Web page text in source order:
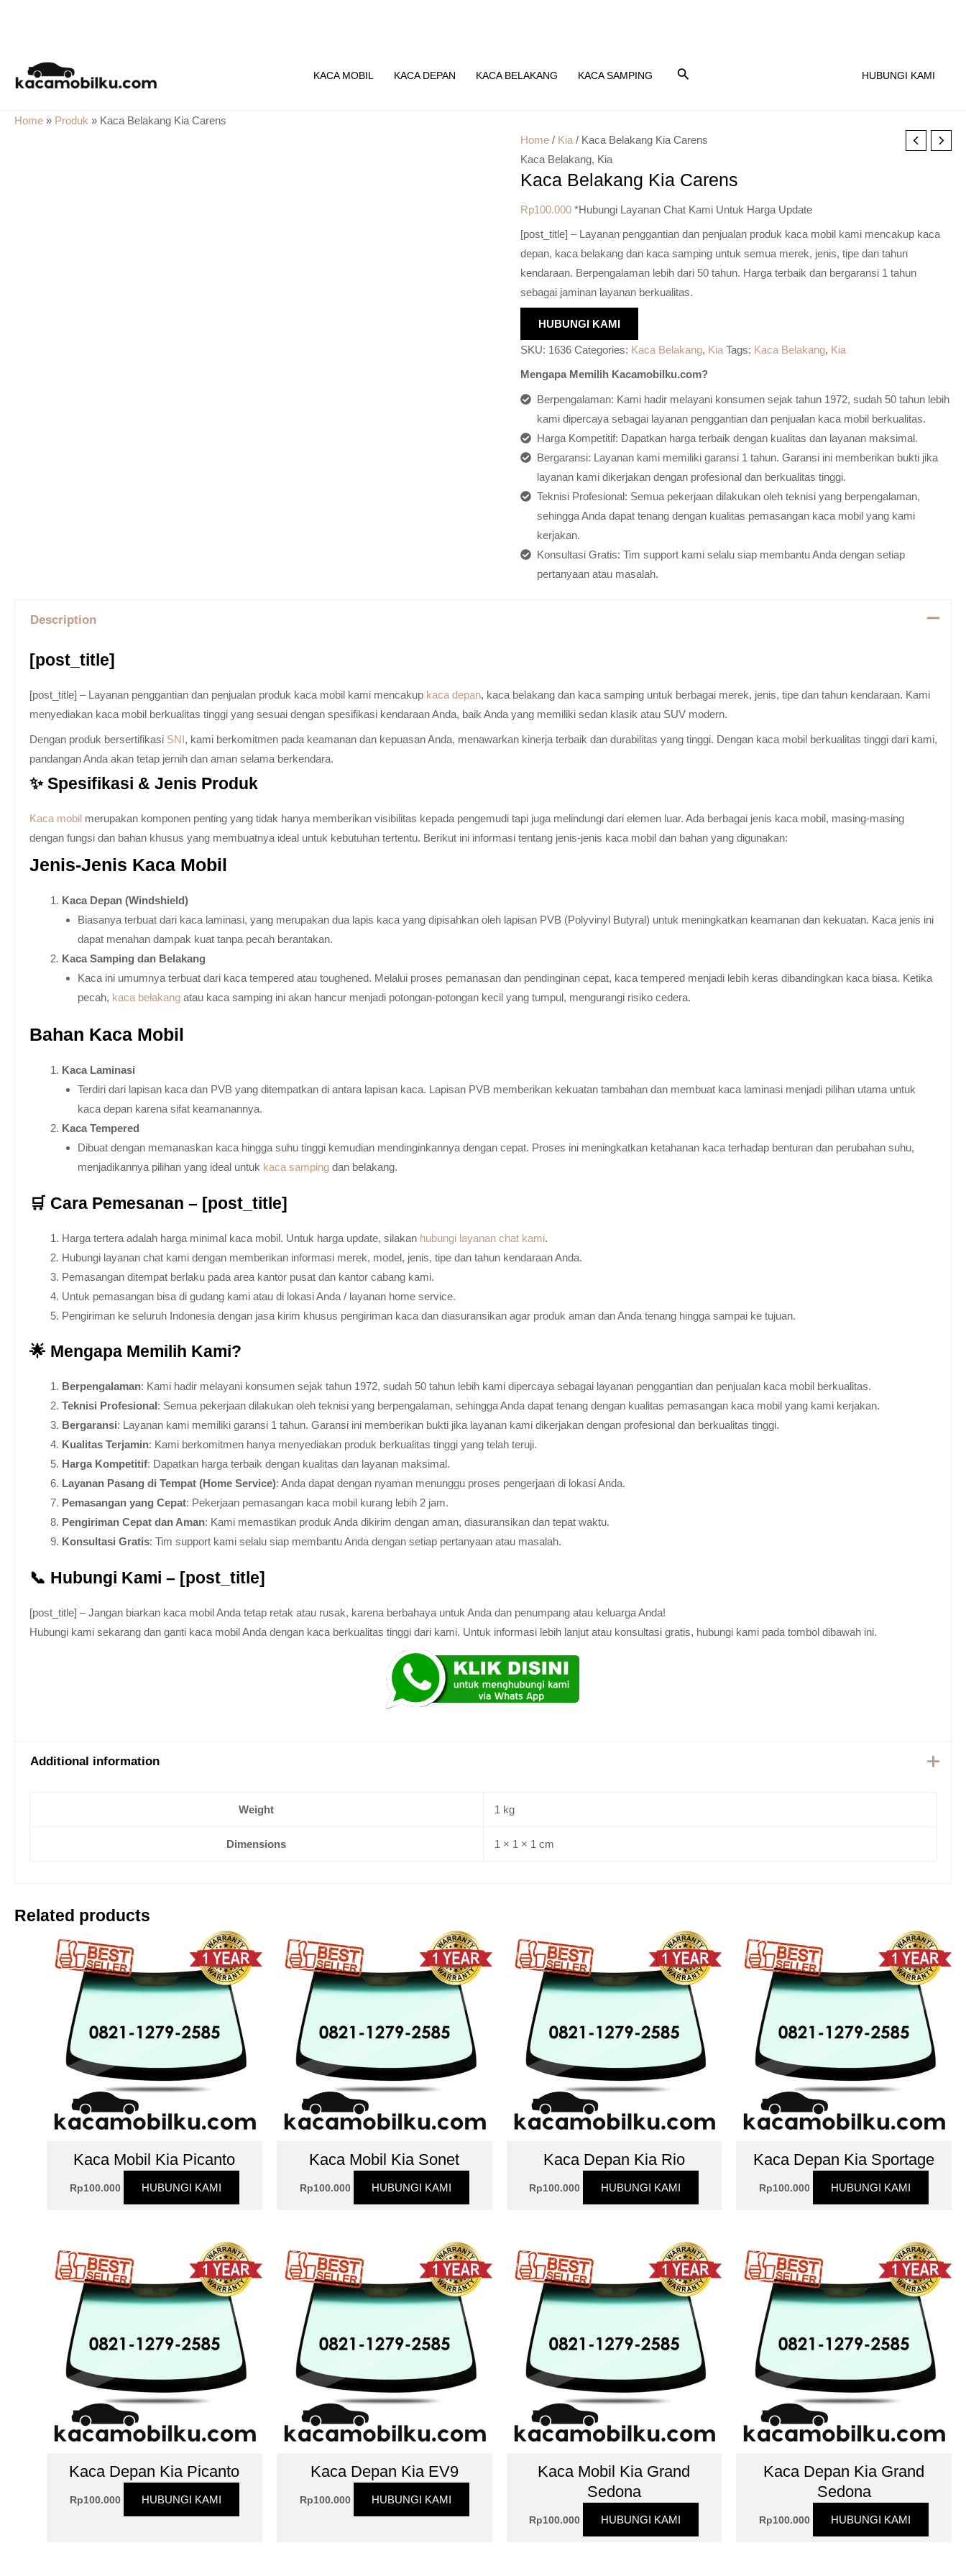
content
KACA MOBIL KACA DEPAN KACA BELAKANG KACA SAMPING HUBUNGI KAMI
Home » Produk » Kaca Belakang Kia Carens
Home / Kia / Kaca Belakang Kia Carens
Kaca Belakang, Kia
Kaca Belakang Kia Carens
Rp100.000 *Hubungi Layanan Chat Kami Untuk Harga Update
[post_title] – Layanan penggantian dan penjualan produk kaca mobil kami mencakup kaca
depan, kaca belakang dan kaca samping untuk semua merek, jenis, tipe dan tahun
kendaraan. Berpengalaman lebih dari 50 tahun. Harga terbaik dan bergaransi 1 tahun
sebagai jaminan layanan berkualitas.
HUBUNGI KAMI
SKU: 1636 Categories: Kaca Belakang, Kia Tags: Kaca Belakang, Kia
Mengapa Memilih Kacamobilku.com?
Berpengalaman: Kami hadir melayani konsumen sejak tahun 1972, sudah 50 tahun lebih
kami dipercaya sebagai layanan penggantian dan penjualan kaca mobil berkualitas.
Harga Kompetitif: Dapatkan harga terbaik dengan kualitas dan layanan maksimal.
Bergaransi: Layanan kami memiliki garansi 1 tahun. Garansi ini memberikan bukti jika
layanan kami dikerjakan dengan profesional dan berkualitas tinggi.
Teknisi Profesional: Semua pekerjaan dilakukan oleh teknisi yang berpengalaman,
sehingga Anda dapat tenang dengan kualitas pemasangan kaca mobil yang kami
kerjakan.
Konsultasi Gratis: Tim support kami selalu siap membantu Anda dengan setiap
pertanyaan atau masalah.
Description
[post_title]
[post_title] – Layanan penggantian dan penjualan produk kaca mobil kami mencakup kaca depan, kaca belakang dan kaca samping untuk berbagai merek, jenis, tipe dan tahun kendaraan. Kami
menyediakan kaca mobil berkualitas tinggi yang sesuai dengan spesifikasi kendaraan Anda, baik Anda yang memiliki sedan klasik atau SUV modern.
Dengan produk bersertifikasi SNI, kami berkomitmen pada keamanan dan kepuasan Anda, menawarkan kinerja terbaik dan durabilitas yang tinggi. Dengan kaca mobil berkualitas tinggi dari kami,
pandangan Anda akan tetap jernih dan aman selama berkendara.
✨ Spesifikasi & Jenis Produk
Kaca mobilmerupakan komponen penting yang tidak hanya memberikan visibilitas kepada pengemudi tapi juga melindungi dari elemen luar. Ada berbagai jenis kaca mobil, masing-masing
dengan fungsi dan bahan khusus yang membuatnya ideal untuk kebutuhan tertentu. Berikut ini informasi tentang jenis-jenis kaca mobil dan bahan yang digunakan:
Jenis-Jenis Kaca Mobil
Kaca Depan (Windshield)
Biasanya terbuat dari kaca laminasi, yang merupakan dua lapis kaca yang dipisahkan oleh lapisan PVB (Polyvinyl Butyral) untuk meningkatkan keamanan dan kekuatan. Kaca jenis ini
dapat menahan dampak kuat tanpa pecah berantakan.
Kaca Samping dan Belakang
Kaca ini umumnya terbuat dari kaca tempered atau toughened. Melalui proses pemanasan dan pendinginan cepat, kaca tempered menjadi lebih keras dibandingkan kaca biasa. Ketika
pecah, kaca belakang atau kaca samping ini akan hancur menjadi potongan-potongan kecil yang tumpul, mengurangi risiko cedera.
Bahan Kaca Mobil
Kaca Laminasi
Terdiri dari lapisan kaca dan PVB yang ditempatkan di antara lapisan kaca. Lapisan PVB memberikan kekuatan tambahan dan membuat kaca laminasi menjadi pilihan utama untuk
kaca depan karena sifat keamanannya.
Kaca Tempered
Dibuat dengan memanaskan kaca hingga suhu tinggi kemudian mendinginkannya dengan cepat. Proses ini meningkatkan ketahanan kaca terhadap benturan dan perubahan suhu,
menjadikannya pilihan yang ideal untuk kaca samping dan belakang.
🛒 Cara Pemesanan – [post_title]
Harga tertera adalah harga minimal kaca mobil. Untuk harga update, silakan hubungi layanan chat kami.
Hubungi layanan chat kami dengan memberikan informasi merek, model, jenis, tipe dan tahun kendaraan Anda.
Pemasangan ditempat berlaku pada area kantor pusat dan kantor cabang kami.
Untuk pemasangan bisa di gudang kami atau di lokasi Anda / layanan home service.
Pengiriman ke seluruh Indonesia dengan jasa kirim khusus pengiriman kaca dan diasuransikan agar produk aman dan Anda tenang hingga sampai ke tujuan.
🌟 Mengapa Memilih Kami?
Berpengalaman: Kami hadir melayani konsumen sejak tahun 1972, sudah 50 tahun lebih kami dipercaya sebagai layanan penggantian dan penjualan kaca mobil berkualitas.
Teknisi Profesional: Semua pekerjaan dilakukan oleh teknisi yang berpengalaman, sehingga Anda dapat tenang dengan kualitas pemasangan kaca mobil yang kami kerjakan.
Bergaransi: Layanan kami memiliki garansi 1 tahun. Garansi ini memberikan bukti jika layanan kami dikerjakan dengan profesional dan berkualitas tinggi.
Kualitas Terjamin: Kami berkomitmen hanya menyediakan produk berkualitas tinggi yang telah teruji.
Harga Kompetitif: Dapatkan harga terbaik dengan kualitas dan layanan maksimal.
Layanan Pasang di Tempat (Home Service): Anda dapat dengan nyaman menunggu proses pengerjaan di lokasi Anda.
Pemasangan yang Cepat: Pekerjaan pemasangan kaca mobil kurang lebih 2 jam.
Pengiriman Cepat dan Aman: Kami memastikan produk Anda dikirim dengan aman, diasuransikan dan tepat waktu.
Konsultasi Gratis: Tim support kami selalu siap membantu Anda dengan setiap pertanyaan atau masalah.
📞 Hubungi Kami – [post_title]
[post_title] – Jangan biarkan kaca mobil Anda tetap retak atau rusak, karena berbahaya untuk Anda dan penumpang atau keluarga Anda!
Hubungi kami sekarang dan ganti kaca mobil Anda dengan kaca berkualitas tinggi dari kami. Untuk informasi lebih lanjut atau konsultasi gratis, hubungi kami pada tombol dibawah ini.
Additional information
Weight 1 kg
Dimensions 1 × 1 × 1 cm
Related products
Kaca Mobil Kia Picanto
Rp100.000 HUBUNGI KAMI
Kaca Mobil Kia Sonet
Rp100.000 HUBUNGI KAMI
Kaca Depan Kia Rio
Rp100.000 HUBUNGI KAMI
Kaca Depan Kia Sportage
Rp100.000 HUBUNGI KAMI
Kaca Depan Kia Picanto
Rp100.000 HUBUNGI KAMI
Kaca Depan Kia EV9
Rp100.000 HUBUNGI KAMI
Kaca Mobil Kia Grand
Sedona
Rp100.000 HUBUNGI KAMI
Kaca Depan Kia Grand
Sedona
Rp100.000 HUBUNGI KAMI